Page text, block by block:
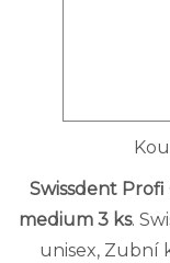
Swissdent
medium 3 ks.
unisex, Zubní